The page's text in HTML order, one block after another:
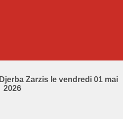
Zarzis le vendredi 01 mai
2026